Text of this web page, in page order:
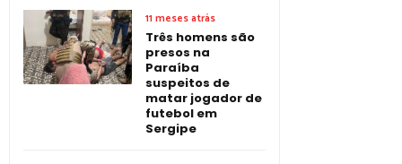
11 meses atrás
Três homens são
presos na
Paraíba
suspeitos de
matar jogador de
futebol em
Sergipe